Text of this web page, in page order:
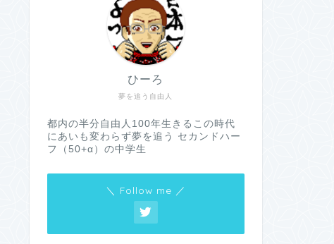
夢を追う自由人
ひーろ
都内の半分自由人100年生きるこの時代
にあいも変わらず夢を追う セカンドハー
フ（50+α）の中学生
＼ Follow me ／